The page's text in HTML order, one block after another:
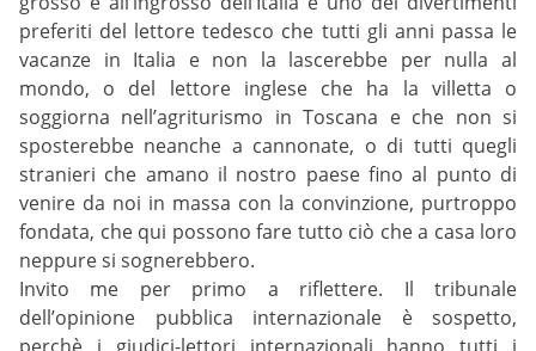
preferiti del lettore tedesco che tutti gli anni passa le
vacanze in Italia e non la lascerebbe per nulla al
mondo, o del lettore inglese che ha la villetta o
soggiorna nell’agriturismo in Toscana e che non si
sposterebbe neanche a cannonate, o di tutti quegli
stranieri che amano il nostro paese fino al punto di
venire da noi in massa con la convinzione, purtroppo
fondata, che qui possono fare tutto ciò che a casa loro
neppure si sognerebbero.
Invito me per primo a riflettere. Il tribunale
dell’opinione pubblica internazionale è sospetto,